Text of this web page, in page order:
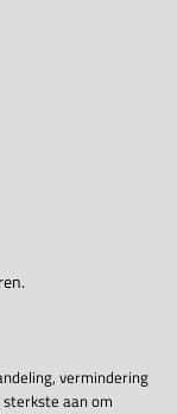
vermindering
aan om